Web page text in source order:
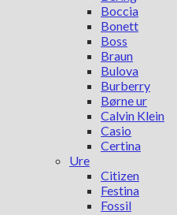
Boccia
Bonett
Boss
Braun
Bulova
Burberry
Børne ur
Calvin Klein
Casio
Certina
Ure
Citizen
Festina
Fossil